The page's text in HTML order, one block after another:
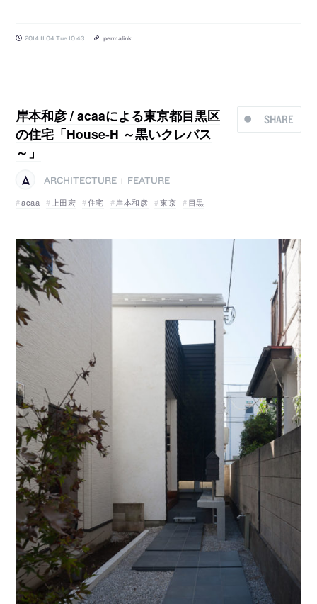
2014.11.04 Tue 10:43 permalink
SHARE
岸本和彦 / acaaによる東京都目黒区
の住宅「House-H ～黒いクレバス
～」
ARCHITECTURE
FEATURE
acaa
上田宏 住宅 岸本和彦 東京 目黒